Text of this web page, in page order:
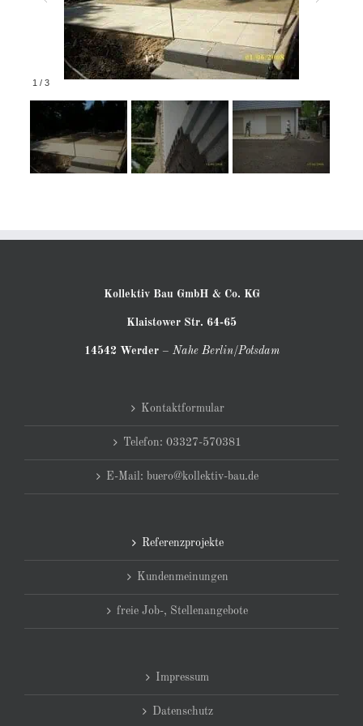
1 / 3
Kollektiv Bau GmbH & Co. KG
Klaistower Str. 64-65
14542 Werder– Nahe Berlin/Potsdam
Kontaktformular
Telefon: 03327-570381
E-Mail: buero@kollektiv-bau.de
Referenzprojekte
Kundenmeinungen
freie Job-, Stellenangebote
Impressum
Datenschutz